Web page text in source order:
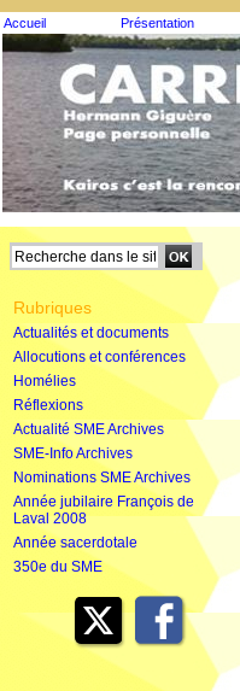
Accueil Présentation
Rubriques
Actualités et documents
Allocutions et conférences
Homélies
Réflexions
Actualité SME Archives
SME-Info Archives
Nominations SME Archives
Année jubilaire François de
Laval 2008
Année sacerdotale
350e du SME